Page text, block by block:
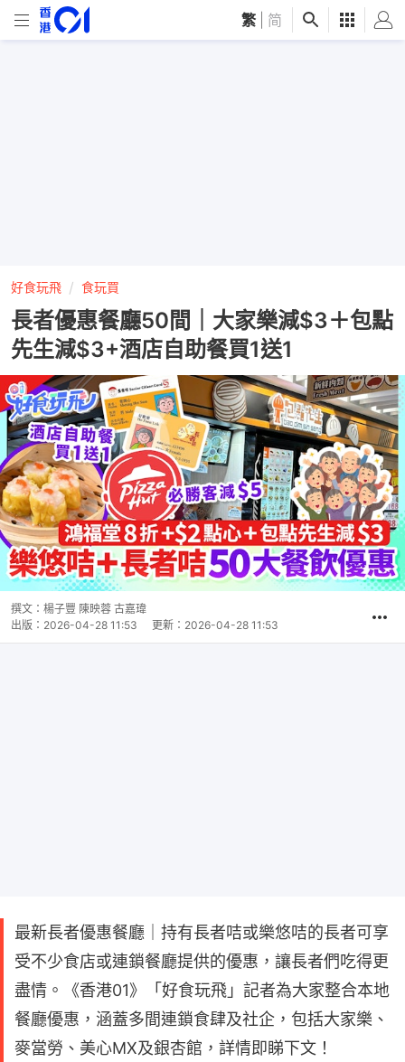
繁 简
好食玩飛 食玩買
長者優惠餐廳50間｜大家樂減$3＋包點
先生減$3+酒店自助餐買1送1
撰文： 楊子豐 陳映蓉 古嘉瑋
出版： 2026-04-28 11:53 更新： 2026-04-28 11:53
最新長者優惠餐廳｜持有長者咭或樂悠咭的長者可享
受不少食店或連鎖餐廳提供的優惠，讓長者們吃得更
盡情。《香港01》「好食玩飛」記者為大家整合本地
餐廳優惠，涵蓋多間連鎖食肆及社企，包括大家樂、
麥當勞、美心MX及銀杏館，詳情即睇下文！